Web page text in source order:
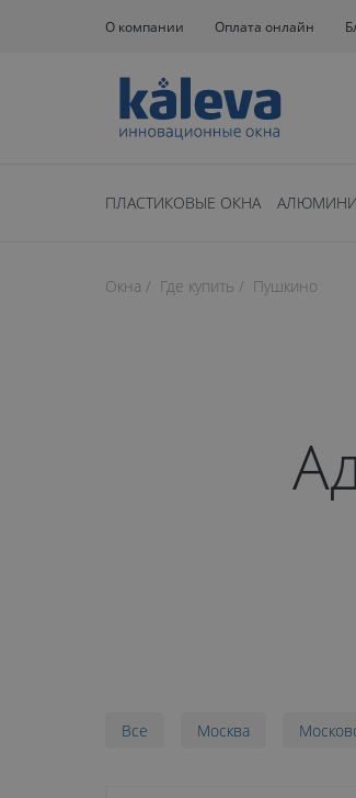
О компании Оплата онлайн
ПЛАСТИКОВЫЕ ОКНА
Окна Где купить Пушкино
Все Москва